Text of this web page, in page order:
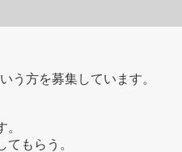
う方を募集しています。
もらう。